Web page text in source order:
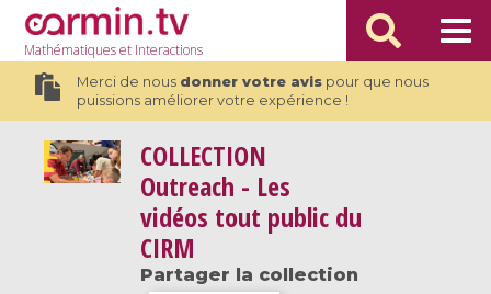
Mathématiqueset Interactions
Merci de nous donner votre avispour que nous
puissions améliorer votre expérience !
COLLECTION
Outreach - Les
vidéos tout public du
CIRM
Partager la collection